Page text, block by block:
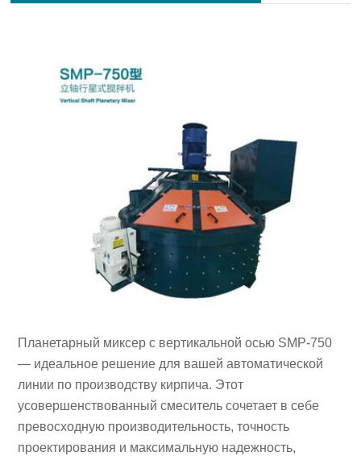
Планетарный миксер с вертикальной осью SMP-750
— идеальное решение для вашей автоматической
линии по производству кирпича. Этот
усовершенствованный смеситель сочетает в себе
превосходную производительность, точность
проектирования и максимальную надежность,